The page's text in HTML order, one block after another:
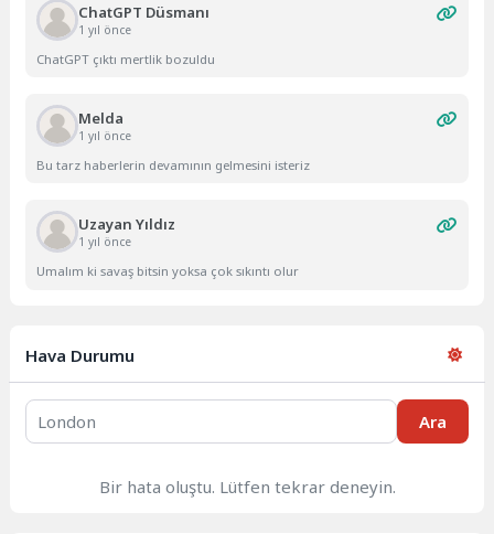
ChatGPT Düsmanı
1 yıl önce
ChatGPT çıktı mertlik bozuldu
Melda
1 yıl önce
Bu tarz haberlerin devamının gelmesini isteriz
Uzayan Yıldız
1 yıl önce
Umalım ki savaş bitsin yoksa çok sıkıntı olur
Hava Durumu
Ara
Bir hata oluştu. Lütfen tekrar deneyin.